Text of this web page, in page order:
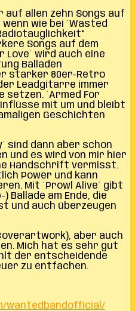
allen zehn Songs auf
wie bei ´Wasted
Songs auf dem
Love´ wird auch eine
Balladen
starker 80er-Retro
Leadgitarre immer
setzen. ´Armed For
mit um und bleibt
Geschichten
sind dann aber schon
und es wird von mir hier
Handschrift vermisst.
Power und kann
Mit ´Prowl Alive´ gibt
Ballade am Ende, die
und auch überzeugen
aber auch
Mich hat es sehr gut
der entscheidende
zu entfachen.
wantedbandofficial/